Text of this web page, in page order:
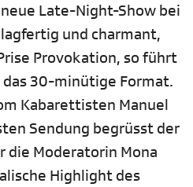
Late-Night-Show bei
und charmant,
Provokation, so führt
30-minütige Format.
Kabarettisten Manuel
Sendung begrüsst der
Moderatorin Mona
Highlight des